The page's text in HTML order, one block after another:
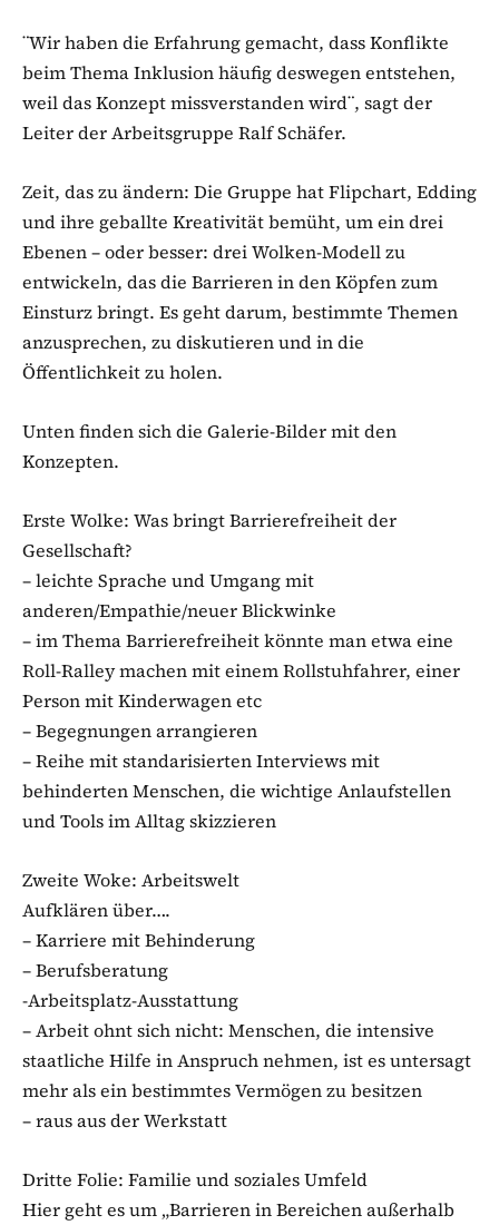
¨Wir haben die Erfahrung gemacht, dass Konflikte
beim Thema Inklusion häufig deswegen entstehen,
weil das Konzept missverstanden wird¨, sagt der
Leiter der Arbeitsgruppe Ralf Schäfer.
Zeit, das zu ändern: Die Gruppe hat Flipchart, Edding
und ihre geballte Kreativität bemüht, um ein drei
Ebenen – oder besser: drei Wolken-Modell zu
entwickeln, das die Barrieren in den Köpfen zum
Einsturz bringt. Es geht darum, bestimmte Themen
anzusprechen, zu diskutieren und in die
Öffentlichkeit zu holen.
Unten finden sich die Galerie-Bilder mit den
Konzepten.
Erste Wolke: Was bringt Barrierefreiheit der
Gesellschaft?
– leichte Sprache und Umgang mit
anderen/Empathie/neuer Blickwinke
– im Thema Barrierefreiheit könnte man etwa eine
Roll-Ralley machen mit einem Rollstuhfahrer, einer
Person mit Kinderwagen etc
– Begegnungen arrangieren
– Reihe mit standarisierten Interviews mit
behinderten Menschen, die wichtige Anlaufstellen
und Tools im Alltag skizzieren
Zweite Woke: Arbeitswelt
Aufklären über….
– Karriere mit Behinderung
– Berufsberatung
-Arbeitsplatz-Ausstattung
– Arbeit ohnt sich nicht: Menschen, die intensive
staatliche Hilfe in Anspruch nehmen, ist es untersagt
mehr als ein bestimmtes Vermögen zu besitzen
– raus aus der Werkstatt
Dritte Folie: Familie und soziales Umfeld
Hier geht es um „Barrieren in Bereichen außerhalb